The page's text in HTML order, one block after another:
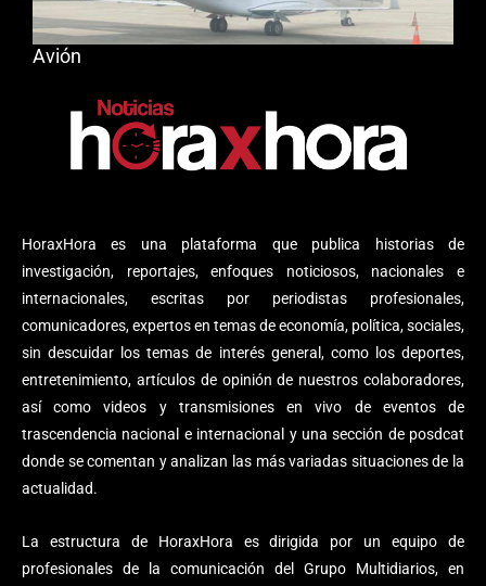
HoraxHora es una plataforma que publica historias de
investigación, reportajes, enfoques noticiosos, nacionales e
internacionales, escritas por periodistas profesionales,
comunicadores, expertos en temas de economía, política, sociales,
sin descuidar los temas de interés general, como los deportes,
entretenimiento, artículos de opinión de nuestros colaboradores,
así como videos y transmisiones en vivo de eventos de
trascendencia nacional e internacional y una sección de posdcat
donde se comentan y analizan las más variadas situaciones de la
actualidad.
La estructura de HoraxHora es dirigida por un equipo de
profesionales de la comunicación del Grupo Multidiarios, en
Avión